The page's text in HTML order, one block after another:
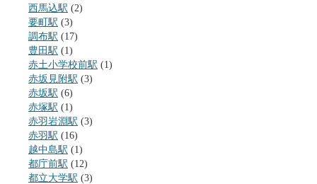
西馬込駅 (2)
要町駅 (3)
調布駅 (17)
豊田駅 (1)
赤土小学校前駅 (1)
赤坂見附駅 (3)
赤坂駅 (6)
赤塚駅 (1)
赤羽岩淵駅 (3)
赤羽駅 (16)
越中島駅 (1)
都庁前駅 (12)
都立大学駅 (3)